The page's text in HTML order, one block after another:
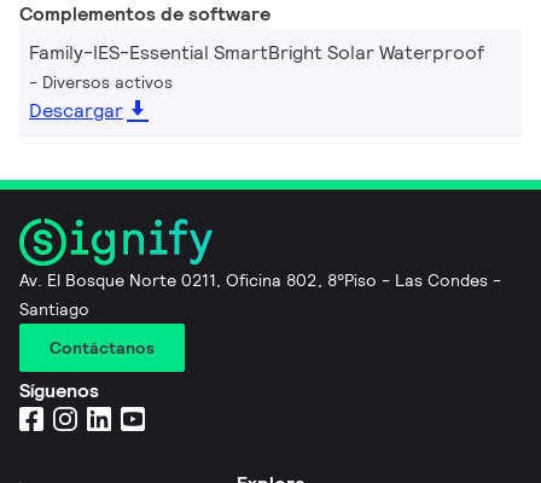
Complementos de software
Family-IES-Essential SmartBright Solar Waterproof
Diversos activos
Descargar
Av. El Bosque Norte 0211, Oficina 802, 8°Piso - Las Condes -
Santiago
Contáctanos
Síguenos